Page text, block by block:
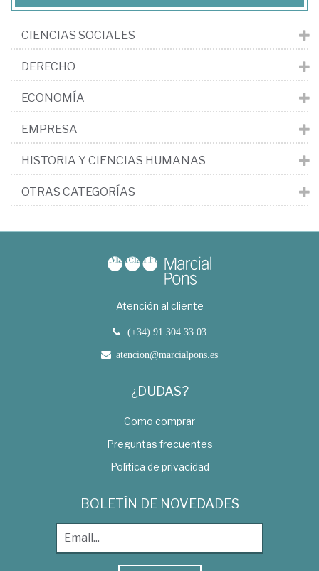
CIENCIAS SOCIALES
DERECHO
ECONOMÍA
EMPRESA
HISTORIA Y CIENCIAS HUMANAS
OTRAS CATEGORÍAS
Atención al cliente
(+34) 91 304 33 03
atencion@marcialpons.es
¿DUDAS?
Como comprar
Preguntas frecuentes
Política de privacidad
BOLETÍN DE NOVEDADES